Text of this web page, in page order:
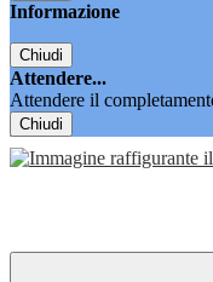
Informazione
Chiudi
Attendere...
Attendere il
Chiudi